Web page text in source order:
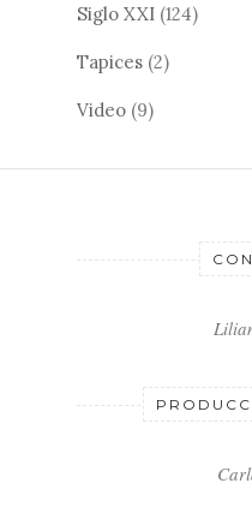
Siglo XXI (124)
Tapices (2)
Video (9)